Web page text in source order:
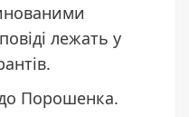
лежать у
до Порошенка.